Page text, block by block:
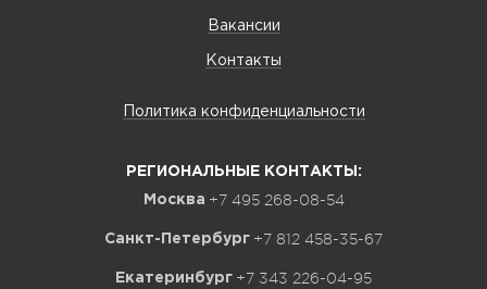
Вакансии
Контакты
Политика конфиденциальности
РЕГИОНАЛЬНЫЕ КОНТАКТЫ:
Москва +7 495 268-08-54
Санкт-Петербург +7 812 458-35-67
Екатеринбург +7 343 226-04-95